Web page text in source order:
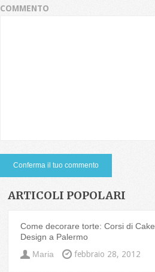
COMMENTO
ARTICOLI POPOLARI
Come decorare torte: Corsi di Cake
Design a Palermo
Maria
febbraio 28, 2012